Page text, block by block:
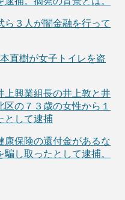
ら３人が闇金融を行って
直樹が女子トイレを盗
上興業組長の井上敦と井
区の７３歳の女性から１
として逮捕
康保険の還付金があるな
し取ったとして逮捕。